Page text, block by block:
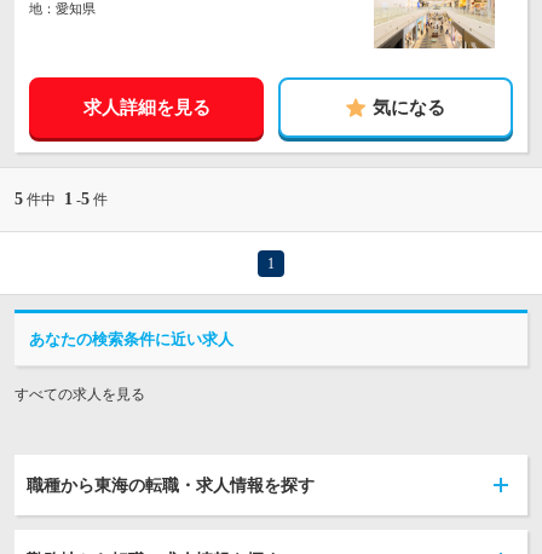
地：愛知県
求人詳細を見る 気になる
5 件中 1 -5 件
1
あなたの検索条件に近い求人
すべての求人を見る
職種から東海の転職・求人情報を探す